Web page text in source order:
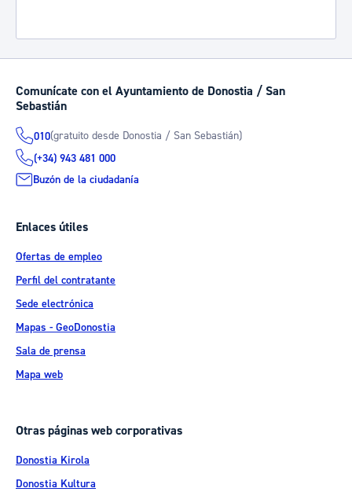
Comunícate con el Ayuntamiento de Donostia / San
Sebastián
010(gratuito desde Donostia / San Sebastián)
(+34) 943 481 000
Buzón de la ciudadanía
Enlaces útiles
Ofertas de empleo
Perfil del contratante
Sede electrónica
Mapas - GeoDonostia
Sala de prensa
Mapa web
Otras páginas web corporativas
Donostia Kirola
Donostia Kultura